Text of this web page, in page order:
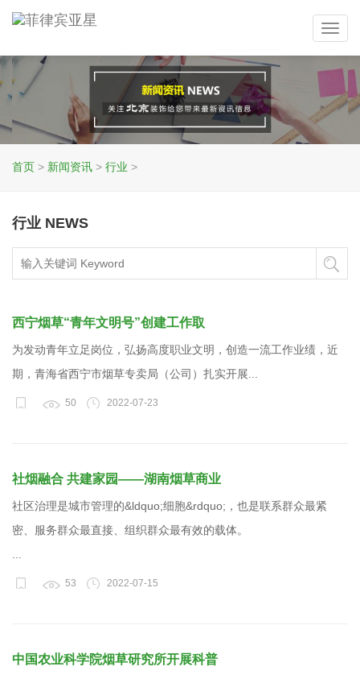
首页 > 新闻资讯 > 行业 >
行业 NEWS
西宁烟草“青年文明号”创建工作取
为发动青年立足岗位，弘扬高度职业文明，创造一流工作业绩，近
期，青海省西宁市烟草专卖局（公司）扎实开展...
50 2022-07-23
社烟融合 共建家园——湖南烟草商业
社区治理是城市管理的&ldquo;细胞&rdquo;，也是联系群众最紧
密、服务群众最直接、组织群众最有效的载体。
53 2022-07-15
中国农业科学院烟草研究所开展科普